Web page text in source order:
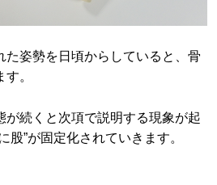
た姿勢を日頃からしていると、骨
。
が続くと次項で説明する現象が起
股”が固定化されていきます。